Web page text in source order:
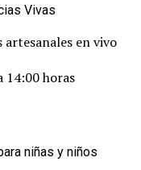
Vivas
artesanales en vivo
14:00 horas
niñas y niños